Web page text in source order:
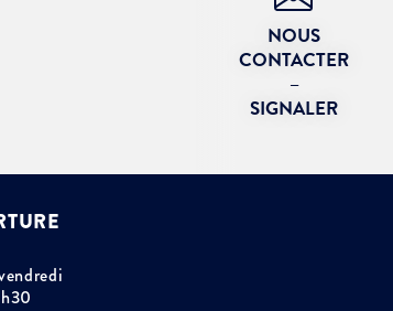
NOUS
CONTACTER
–
SIGNALER